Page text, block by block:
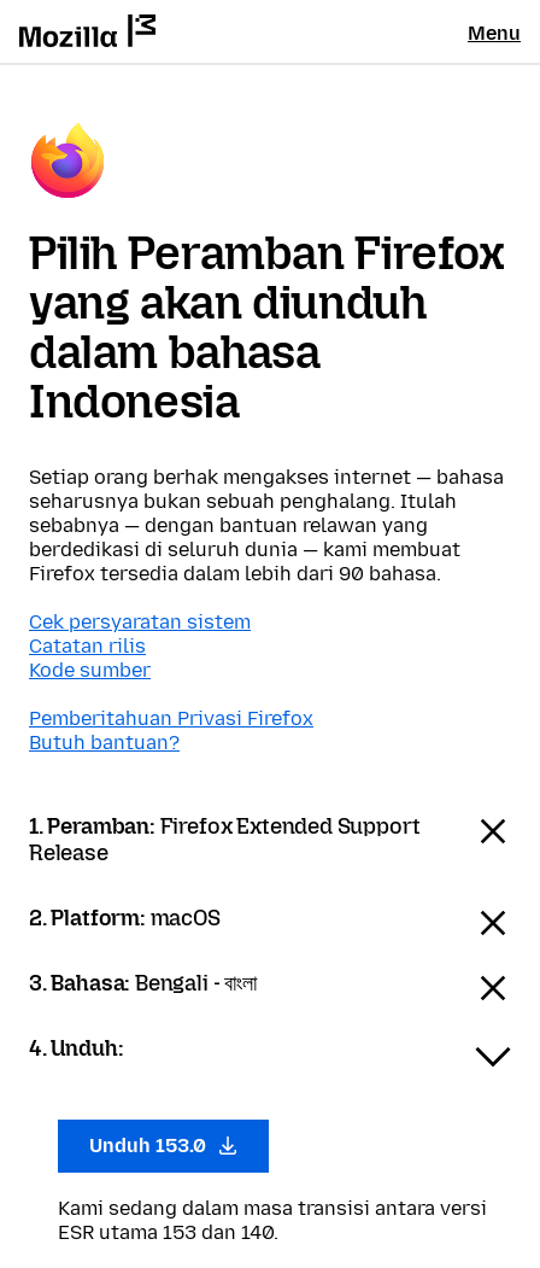
Menu
Pilih Peramban Firefox
yang akan diunduh
dalam bahasa
Indonesia
Setiap orang berhak mengakses internet — bahasa
seharusnya bukan sebuah penghalang. Itulah
sebabnya — dengan bantuan relawan yang
berdedikasi di seluruh dunia — kami membuat
Firefox tersedia dalam lebih dari 90 bahasa.
Cek persyaratan sistem
Catatan rilis
Kode sumber
Pemberitahuan Privasi Firefox
Butuh bantuan?
1. Peramban: Firefox Extended Support
Release
2. Platform: macOS
3. Bahasa:Bengali - বাংলা
4. Unduh:
Unduh 153.0
Kami sedang dalam masa transisi antara versi
ESR utama 153 dan 140.